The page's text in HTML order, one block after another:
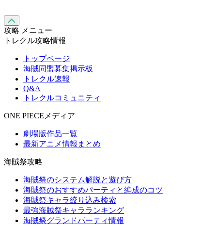
攻略 メニュー
トレクル攻略情報
トップページ
海賊同盟募集掲示板
トレクル速報
Q&A
トレクルコミュニティ
ONE PIECEメディア
劇場版作品一覧
最新アニメ情報まとめ
海賊祭攻略
海賊祭のシステム解説と遊び方
海賊祭のおすすめパーティと編成のコツ
海賊祭キャラ絞り込み検索
最強海賊祭キャラランキング
海賊祭グランドパーティ情報